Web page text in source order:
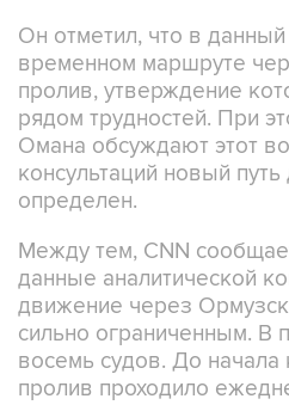
Он отметил, что в
временном маршруте
пролив, утверждение
рядом трудностей. При
Омана обсуждают этот
консультаций новый
определен.
Между тем, CNN
данные аналитической
движение через
сильно ограниченным. В
восемь судов. До начала
пролив проходило